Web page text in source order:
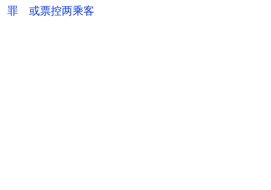
罪 或票控两乘客